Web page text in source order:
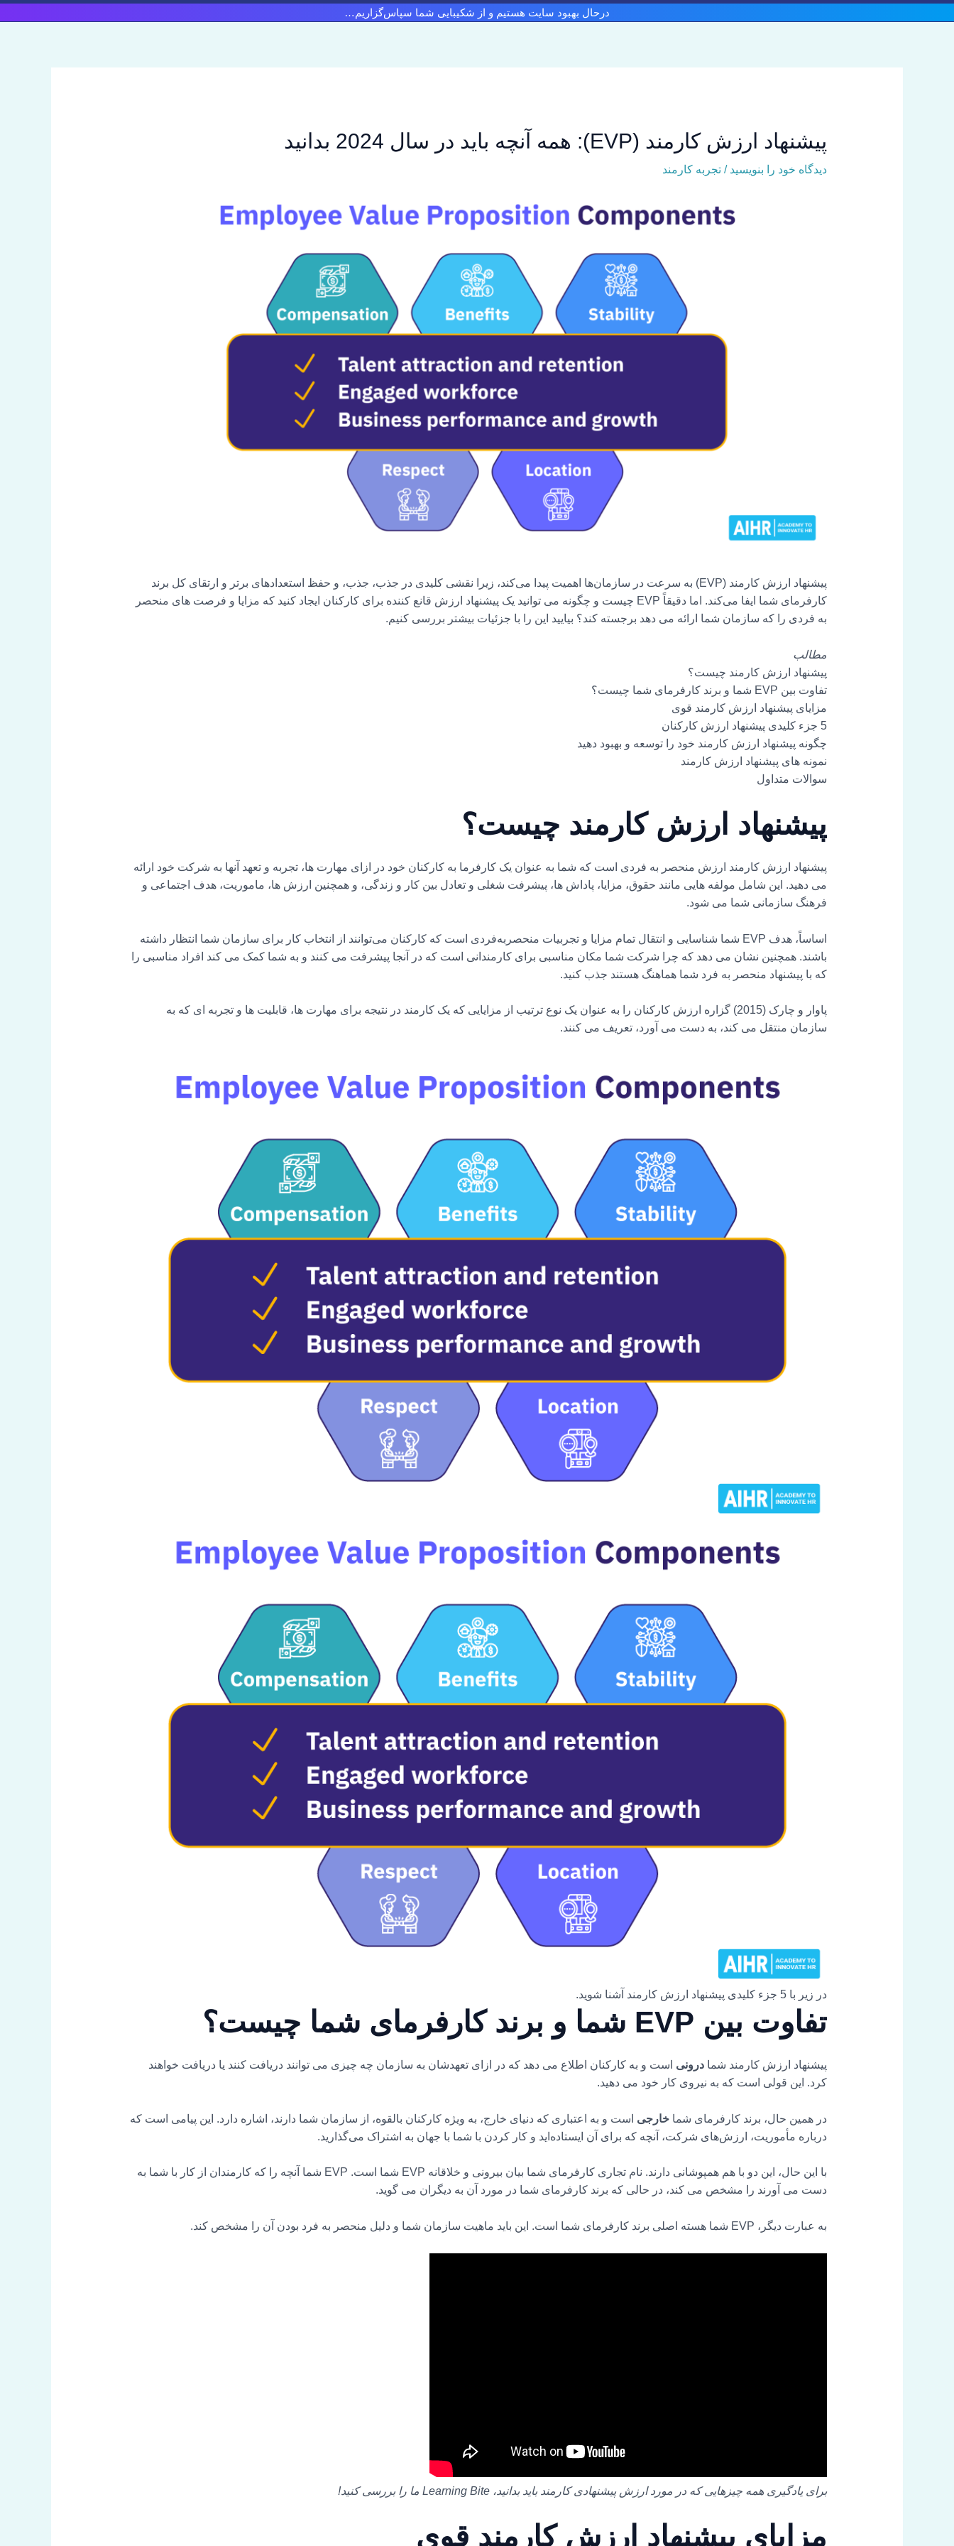
به
درحال بهبود سایت هستیم و از شکیبایی شما سپاس‌گزاریم…
پیشنهاد ارزش کارمند (EVP): همه آنچه باید در سال 2024 بدانید
دیدگاه‌ خود را بنویسید / تجربه کارمند
پیشنهاد ارزش کارمند (EVP) به سرعت در سازمان‌ها اهمیت پیدا می‌کند، زیرا نقشی کلیدی در جذب، جذب، و حفظ استعدادهای برتر و ارتقای کل برند
کارفرمای شما ایفا می‌کند. اما دقیقاً EVP چیست و چگونه می توانید یک پیشنهاد ارزش قانع کننده برای کارکنان ایجاد کنید که مزایا و فرصت های منحصر
به فردی را که سازمان شما ارائه می دهد برجسته کند؟ بیایید این را با جزئیات بیشتر بررسی کنیم.
مطالب
پیشنهاد ارزش کارمند چیست؟
تفاوت بین EVP شما و برند کارفرمای شما چیست؟
مزایای پیشنهاد ارزش کارمند قوی
5 جزء کلیدی پیشنهاد ارزش کارکنان
چگونه پیشنهاد ارزش کارمند خود را توسعه و بهبود دهید
نمونه های پیشنهاد ارزش کارمند
سوالات متداول
پیشنهاد ارزش کارمند چیست؟
پیشنهاد ارزش کارمند ارزش منحصر به فردی است که شما به عنوان یک کارفرما به کارکنان خود در ازای مهارت ها، تجربه و تعهد آنها به شرکت خود ارائه
می دهید. این شامل مولفه هایی مانند حقوق، مزایا، پاداش ها، پیشرفت شغلی و تعادل بین کار و زندگی، و همچنین ارزش ها، ماموریت، هدف اجتماعی و
فرهنگ سازمانی شما می شود.
اساساً، هدف EVP شما شناسایی و انتقال تمام مزایا و تجربیات منحصربه‌فردی است که کارکنان می‌توانند از انتخاب کار برای سازمان شما انتظار داشته
باشند. همچنین نشان می دهد که چرا شرکت شما مکان مناسبی برای کارمندانی است که در آنجا پیشرفت می کنند و به شما کمک می کند افراد مناسبی را
که با پیشنهاد منحصر به فرد شما هماهنگ هستند جذب کنید.
پاوار و چارک (2015) گزاره ارزش کارکنان را به عنوان یک نوع ترتیب از مزایایی که یک کارمند در نتیجه برای مهارت ها، قابلیت ها و تجربه ای که به
سازمان منتقل می کند، به دست می آورد، تعریف می کنند.
در زیر با 5 جزء کلیدی پیشنهاد ارزش کارمند آشنا شوید.
تفاوت بین EVP شما و برند کارفرمای شما چیست؟
پیشنهاد ارزش کارمند شما درونی است و به کارکنان اطلاع می دهد که در ازای تعهدشان به سازمان چه چیزی می توانند دریافت کنند یا دریافت خواهند
کرد. این قولی است که به نیروی کار خود می دهید.
در همین حال، برند کارفرمای شما خارجی است و به اعتباری که دنیای خارج، به ویژه کارکنان بالقوه، از سازمان شما دارند، اشاره دارد. این پیامی است که
درباره مأموریت، ارزش‌های شرکت، آنچه که برای آن ایستاده‌اید و کار کردن با شما با جهان به اشتراک می‌گذارید.
با این حال، این دو با هم همپوشانی دارند. نام تجاری کارفرمای شما بیان بیرونی و خلاقانه EVP شما است. EVP شما آنچه را که کارمندان از کار با شما به
دست می آورند را مشخص می کند، در حالی که برند کارفرمای شما در مورد آن به دیگران می گوید.
به عبارت دیگر، EVP شما هسته اصلی برند کارفرمای شما است. این باید ماهیت سازمان شما و دلیل منحصر به فرد بودن آن را مشخص کند.
برای یادگیری همه چیزهایی که در مورد ارزش پیشنهادی کارمند باید بدانید، Learning Bite ما را بررسی کنید!
مزایای پیشنهاد ارزش کارمند قوی